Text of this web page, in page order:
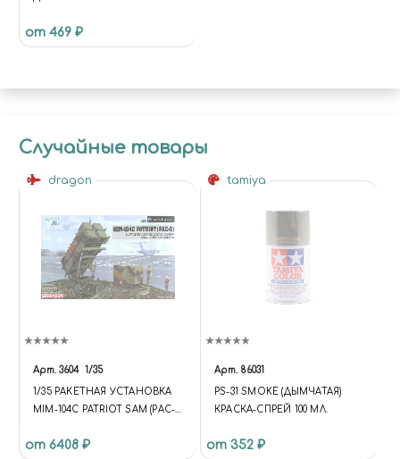
от 469 ₽
Случайные товары
dragon
Арт. 3604 1/35
1/35 РАКЕТНАЯ УСТАНОВКА
MIM-104C PATRIOT SAM (PAC-
от 6408 ₽
tamiya
Арт. 86031
PS-31 SMOKE (ДЫМЧАТАЯ)
КРАСКА-СПРЕЙ 100 МЛ.
от 352 ₽